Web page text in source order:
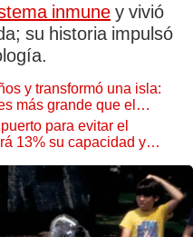
inmune y vivió
su historia impulsó
y transformó una isla:
más grande que el
para evitar el
13% su capacidad y